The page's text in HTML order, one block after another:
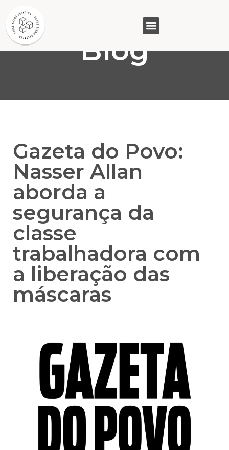
Blog
Gazeta do Povo:
Nasser Allan
aborda a
segurança da
classe
trabalhadora com
a liberação das
máscaras